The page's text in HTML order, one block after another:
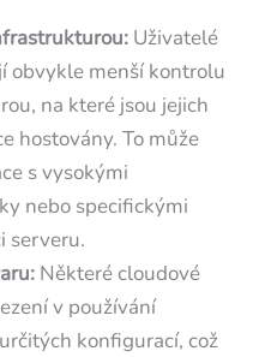
Uživatelé
obvykle menší kontrolu
na které jsou jejich
hostovány. To může
s vysokými
nebo specifickými
serveru.
Některé cloudové
v používání
konfigurací, což